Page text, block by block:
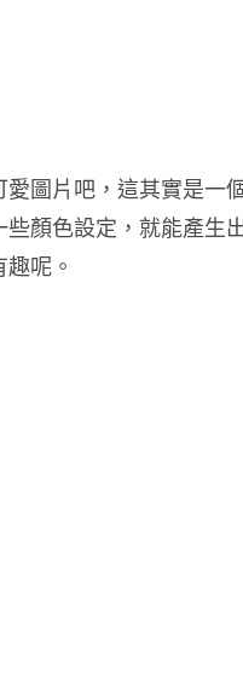
圖片吧，這其實是一
顏色設定，就能產生
呢。